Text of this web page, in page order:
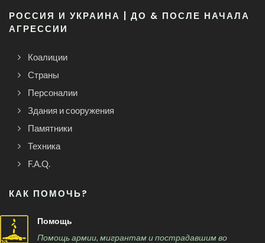
РОССИЯ И УКРАИНА | ДО & ПОСЛЕ НАЧАЛА
АГРЕССИИ
Коалиции
Страны
Персоналии
Здания и сооружения
Памятники
Техника
F.A.Q.
КАК ПОМОЧЬ?
Помощь
Помощь армии, мигрантам и пострадавшим во